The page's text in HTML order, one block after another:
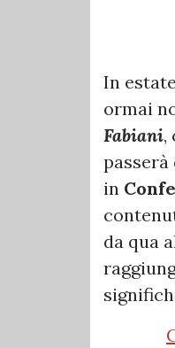
In
ormai
Fabiani,
in
da qua